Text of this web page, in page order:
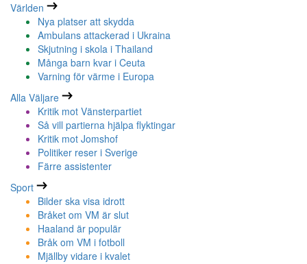
Världen
Nya platser att skydda
Ambulans attackerad i Ukraina
Skjutning i skola i Thailand
Många barn kvar i Ceuta
Varning för värme i Europa
Alla Väljare
Kritik mot Vänsterpartiet
Så vill partierna hjälpa flyktingar
Kritik mot Jomshof
Politiker reser i Sverige
Färre assistenter
Sport
Bilder ska visa idrott
Bråket om VM är slut
Haaland är populär
Bråk om VM i fotboll
Mjällby vidare i kvalet